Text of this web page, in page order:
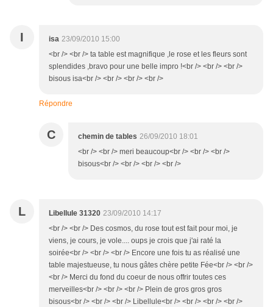
I isa 23/09/2010 15:00
<br /> <br /> ta table est magnifique ,le rose et les fleurs sont
splendides ,bravo pour une belle impro !<br /> <br /> <br />
bisous isa<br /> <br /> <br /> <br />
Répondre
C chemin de tables 26/09/2010 18:01
<br /> <br /> meri beaucoup<br /> <br /> <br />
bisous<br /> <br /> <br /> <br />
L Libellule 31320 23/09/2010 14:17
<br /> <br /> Des cosmos, du rose tout est fait pour moi, je
viens, je cours, je vole.... oups je crois que j'ai raté la
soirée<br /> <br /> <br /> Encore une fois tu as réalisé une
table majestueuse, tu nous gâtes chère petite Fée<br /> <br />
<br /> Merci du fond du coeur de nous offrir toutes ces
merveilles<br /> <br /> <br /> Plein de gros gros gros
bisous<br /> <br /> <br /> Libellule<br /> <br /> <br /> <br />